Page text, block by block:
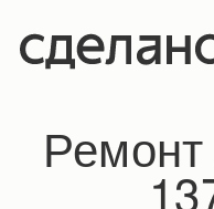
Ремонт